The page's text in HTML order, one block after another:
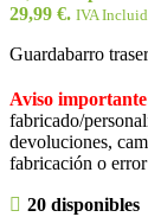
29,99 €. IVA
Guardabarro
Aviso
fabricado/
devoluciones,
fabricación o
20 disponibles